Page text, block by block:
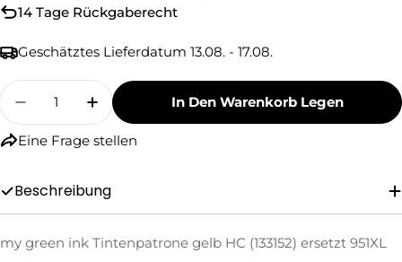
14 Tage Rückgaberecht
Geschätztes Lieferdatum 13.08. - 17.08.
Menge
Menge Für My Green Ink Tintenpatrone Gelb
Menge Für My Green Ink
In Den Warenkorb Legen
Eine Frage stellen
Ihr
Name
Ihre
Beschreibung
my green ink Tintenpatrone gelb HC (133152) ersetzt 951XL